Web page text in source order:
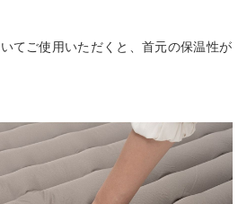
てご使用いただくと、首元の保温性が